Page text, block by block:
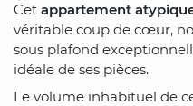
Cet appartement
véritable coup de cœur,
sous plafond
idéale de ses pièces.
Le volume inhabituel de